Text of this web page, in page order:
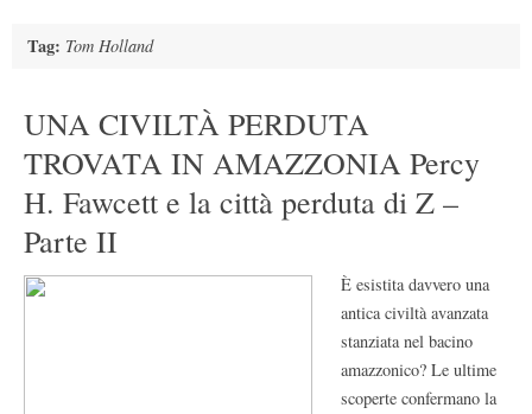
Tag: Tom Holland
UNA CIVILTÀ PERDUTA
TROVATA IN AMAZZONIA Percy
H. Fawcett e la città perduta di Z –
Parte II
È esistita davvero una
antica civiltà avanzata
stanziata nel bacino
amazzonico? Le ultime
scoperte confermano la